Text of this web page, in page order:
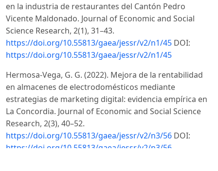
en la industria de restaurantes del Cantón Pedro
Vicente Maldonado. Journal of Economic and Social
Science Research, 2(1), 31–43.
https://doi.org/10.55813/gaea/jessr/v2/n1/45 DOI:
https://doi.org/10.55813/gaea/jessr/v2/n1/45
Hermosa-Vega, G. G. (2022). Mejora de la rentabilidad
en almacenes de electrodomésticos mediante
estrategias de marketing digital: evidencia empírica en
La Concordia. Journal of Economic and Social Science
Research, 2(3), 40–52.
https://doi.org/10.55813/gaea/jessr/v2/n3/56 DOI:
https://doi.org/10.55813/gaea/jessr/v2/n3/56